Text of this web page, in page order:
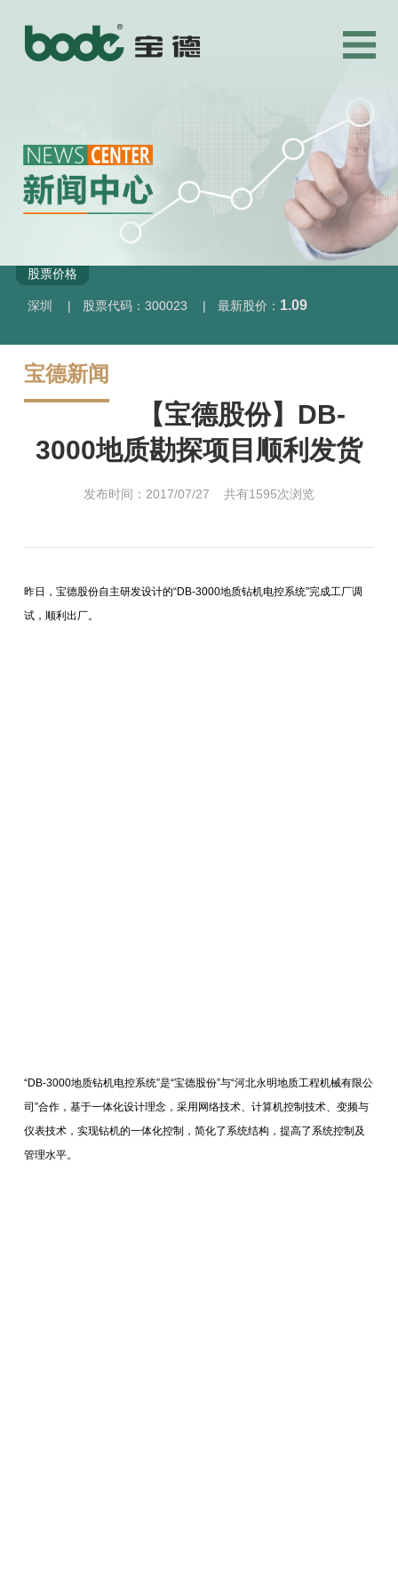
股票价格
深圳 | 股票代码：300023 | 最新股价： 1.09
宝德新闻
【宝德股份】DB-
3000地质勘探项目顺利发货
发布时间：2017/07/27 共有1595次浏览
昨日，宝德股份自主研发设计的“DB-3000地质钻机电控系统”完成工厂调
试，顺利出厂。
“DB-3000地质钻机电控系统”是“宝德股份”与“河北永明地质工程机械有限公
司”合作，基于一体化设计理念，采用网络技术、计算机控制技术、变频与
仪表技术，实现钻机的一体化控制，简化了系统结构，提高了系统控制及
管理水平。